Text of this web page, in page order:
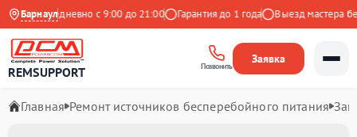
Барнаул
Ежедневно с 9:00 до 21:00 Гарантия до 1 года Выезд мастера
REMSUPPORT Позвонить
Заявка
Главная Ремонт источников бесперебойного питания